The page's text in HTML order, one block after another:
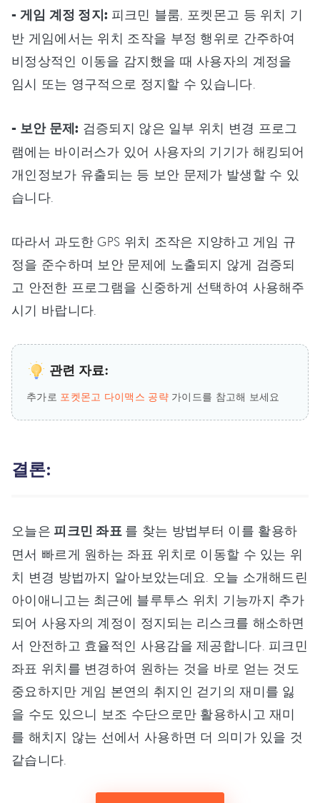
- 게임 계정 정지: 피크민 블룸, 포켓몬고 등 위치 기
반 게임에서는 위치 조작을 부정 행위로 간주하여
비정상적인 이동을 감지했을 때 사용자의 계정을
임시 또는 영구적으로 정지할 수 있습니다.
- 보안 문제: 검증되지 않은 일부 위치 변경 프로그
램에는 바이러스가 있어 사용자의 기기가 해킹되어
개인정보가 유출되는 등 보안 문제가 발생할 수 있
습니다.
따라서 과도한 GPS 위치 조작은 지양하고 게임 규
정을 준수하며 보안 문제에 노출되지 않게 검증되
고 안전한 프로그램을 신중하게 선택하여 사용해주
시기 바랍니다.
관련 자료:
추가로 포켓몬고 다이맥스 공략가이드를 참고해 보세요
결론:
오늘은 피크민 좌표 를 찾는 방법부터 이를 활용하
면서 빠르게 원하는 좌표 위치로 이동할 수 있는 위
치 변경 방법까지 알아보았는데요. 오늘 소개해드린
아이애니고는 최근에 블루투스 위치 기능까지 추가
되어 사용자의 계정이 정지되는 리스크를 해소하면
서 안전하고 효율적인 사용감을 제공합니다. 피크민
좌표 위치를 변경하여 원하는 것을 바로 얻는 것도
중요하지만 게임 본연의 취지인 걷기의 재미를 잃
을 수도 있으니 보조 수단으로만 활용하시고 재미
를 해치지 않는 선에서 사용하면 더 의미가 있을 것
같습니다.